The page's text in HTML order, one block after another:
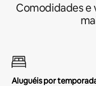
Comodidades e
Aluguéis por